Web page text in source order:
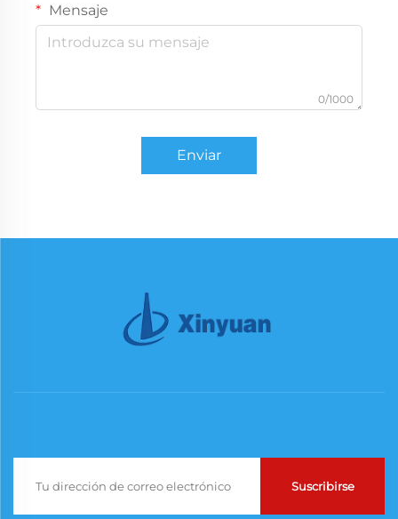
Mensaje
0/1000
Enviar
Suscribirse